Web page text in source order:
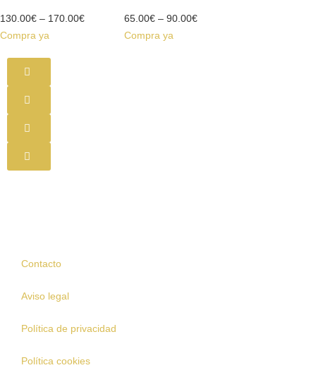
130.00€ – 170.00€
Compra ya
65.00€ – 90.00€
Compra ya
Contacto
Aviso legal
Política de privacidad
Política cookies